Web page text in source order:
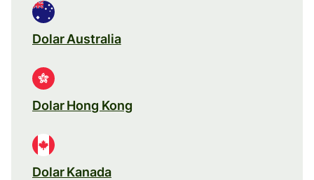
Dolar Australia
Dolar Hong Kong
Dolar Kanada